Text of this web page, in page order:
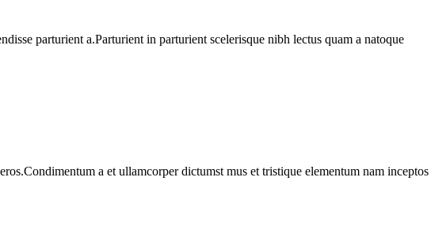
parturient a.Parturient in parturient scelerisque nibh lectus quam a natoque
a et ullamcorper dictumst mus et tristique elementum nam inceptos